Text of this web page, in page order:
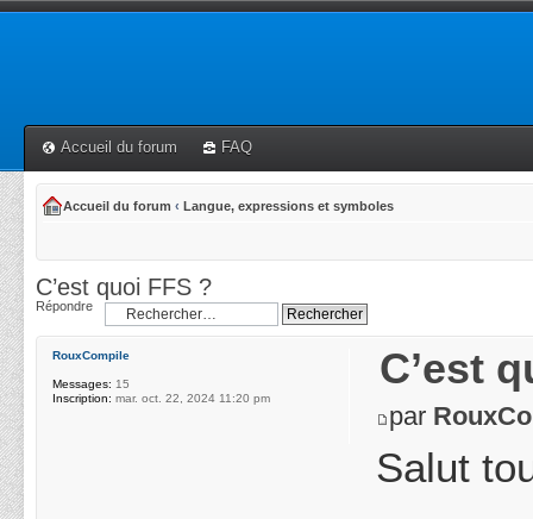
Accueil du forum FAQ
Accueil du forum ‹ Langue, expressions et symboles
C’est quoi FFS ?
Répondre
C’est
par
Salut
RouxCompile
Messages: 15
Inscription: mar. oct. 22, 2024 11:20 pm